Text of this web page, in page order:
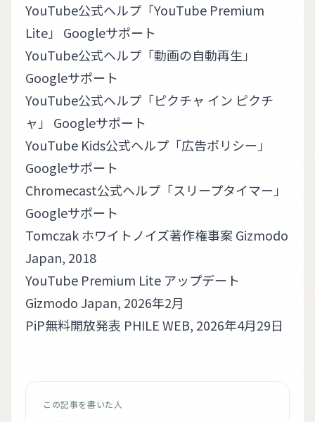
YouTube公式ヘルプ「YouTube Premium
Lite」 Googleサポート
YouTube公式ヘルプ「動画の自動再生」
Googleサポート
YouTube公式ヘルプ「ピクチャ イン ピクチ
ャ」 Googleサポート
YouTube Kids公式ヘルプ「広告ポリシー」
Googleサポート
Chromecast公式ヘルプ「スリープタイマー」
Googleサポート
Tomczak ホワイトノイズ著作権事案 Gizmodo
Japan, 2018
YouTube Premium Lite アップデート
Gizmodo Japan, 2026年2月
PiP無料開放発表 PHILE WEB, 2026年4月29日
この記事を書いた人